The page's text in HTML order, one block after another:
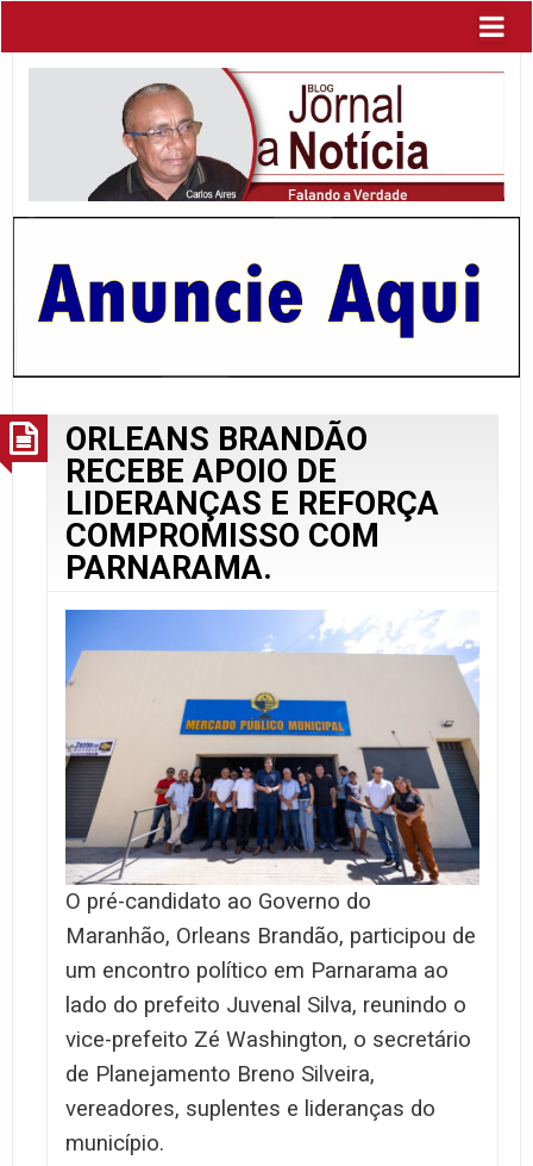
ORLEANS BRANDÃO
RECEBE APOIO DE
LIDERANÇAS E REFORÇA
COMPROMISSO COM
PARNARAMA.
O pré-candidato ao Governo do
Maranhão, Orleans Brandão, participou de
um encontro político em Parnarama ao
lado do prefeito Juvenal Silva, reunindo o
vice-prefeito Zé Washington, o secretário
de Planejamento Breno Silveira,
vereadores, suplentes e lideranças do
município.